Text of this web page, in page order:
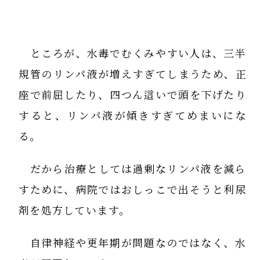
ところが、水毒でむくみやすい人は、三半
規管のリンパ液が増えすぎてしまうため、正
座で前屈したり、四つん這いで頭を下げたり
すると、リンパ液が傾きすぎてめまいにな
る。
だから治療としては過剰なリンパ液を減ら
すために、病院ではおしっこで出そうと利尿
剤を処方しています。
自律神経や更年期が問題なのではなく、水